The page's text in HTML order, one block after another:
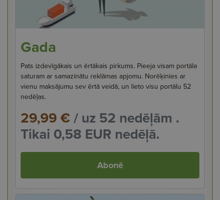
Gada
Pats izdevīgākais un ērtākais pirkums. Pieeja visam portāla
saturam ar samazinātu reklāmas apjomu. Norēķinies ar
vienu maksājumu sev ērtā veidā, un lieto visu portālu 52
nedēļas.
29,99 € / uz 52 nedēļām .
Tikai 0,58 EUR nedēļā.
Abonē